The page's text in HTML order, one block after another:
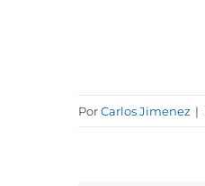
PorCarlos Jimenez |